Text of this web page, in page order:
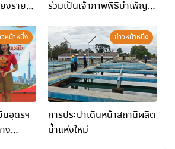
งราย
าจังหวัด
มอบรม
ผู้
ข่าย
าร
ร่วมเป็นเจ้าภาพพิธีบำเพ็ญ
มหากรุณาธิคุณ
หน้าหนึ่ง
นอุดรฯ
ง
ข่าวหน้าหนึ่ง
การประปาเดินหน้าสถานีผลิต
น้ำแห่งใหม่